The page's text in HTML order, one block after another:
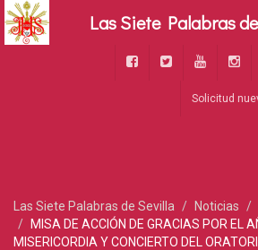
Solicitud
Las Siete Palabras de Sevilla Noticias
MISA DE ACCIÓN DE GRACIAS POR EL
MISERICORDIA Y CONCIERTO DEL
Las Siete Palabras